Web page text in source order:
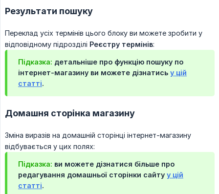
Результати пошуку
Переклад усіх термінів цього блоку ви можете зробити у
відповідному підрозділі Реєстру термінів:
Підказка: детальніше про функцію пошуку по
інтернет-магазину ви можете дізнатись у цій
статті.
Домашня сторінка магазину
Зміна виразів на домашній сторінці інтернет-магазину
відбувається у цих полях:
Підказка: ви можете дізнатися більше про
редагування домашньої сторінки сайту у цій
статті.